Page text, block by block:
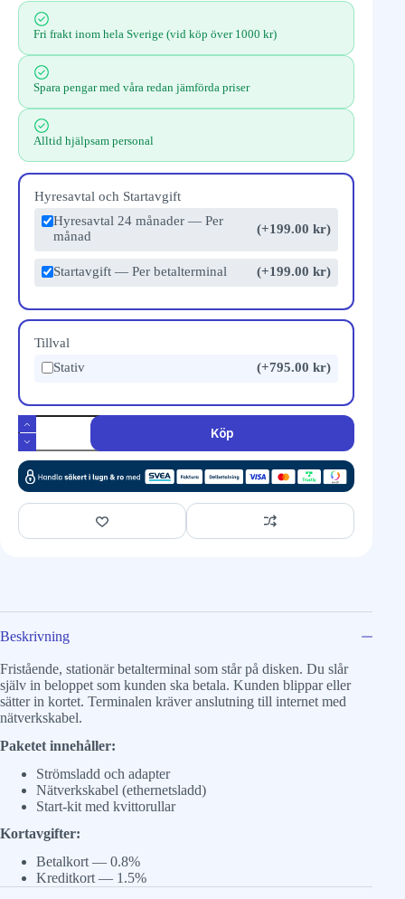
Fri frakt inom hela Sverige (vid köp över 1000 kr)
Spara pengar med våra redan jämförda priser
Alltid hjälpsam personal
Hyresavtal och Startavgift
Hyresavtal 24 månader — Per
månad
(+199.00 kr)
Startavgift — Per betalterminal (+199.00 kr)
Tillval
Stativ
(+795.00 kr)
Köp
Beskrivning
Fristående, stationär betalterminal som står på disken. Du slår
själv in beloppet som kunden ska betala. Kunden blippar eller
sätter in kortet. Terminalen kräver anslutning till internet med
nätverkskabel.
Paketet innehåller:
Strömsladd och adapter
Nätverkskabel (ethernetsladd)
Start-kit med kvittorullar
Kortavgifter:
Betalkort — 0.8%
Kreditkort — 1.5%